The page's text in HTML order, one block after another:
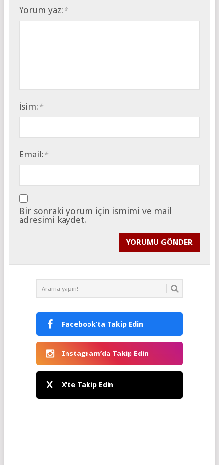
Yorum yaz: *
İsim: *
Email: *
Bir sonraki yorum için ismimi ve mail
adresimi kaydet.
Facebook’ta Takip Edin
Instagram’da Takip Edin
X X’te Takip Edin